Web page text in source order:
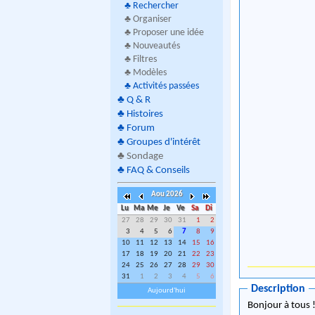
♣ Rechercher
♣ Organiser
♣ Proposer une idée
♣ Nouveautés
♣ Filtres
♣ Modèles
♣ Activités passées
♣ Q & R
♣ Histoires
♣ Forum
♣ Groupes d'intérêt
♣ Sondage
♣ FAQ & Conseils
Aou 2026
Lu
Ma Me Je Ve Sa
Di
27
28 29 30 31 1
2
3
4 5 6 7 8
9
10
11 12 13 14 15
16
17
18 19 20 21 22
23
24
25 26 27 28 29
30
31
1 2 3 4 5
6
Aujourd'hui
Description
Bonjour à tous